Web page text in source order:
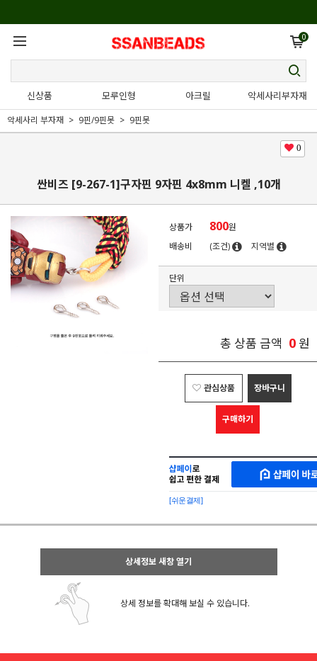
0
신상품 모루인형 아크릴 악세사리부자재
악세사리 부자재 9핀/9핀못 9핀못
0
싼비즈 [9-267-1]구자핀 9자핀 4x8mm 니켈 ,10개
상품가 800원
배송비
(조건) 지역별
단위
총 상품 금액 0원
관심상품 장바구니
구매하기
MAKESHOP
SHOPPAY
로
간
구
샵
페
페
이
구
[쉬운결제]
상세정보 새창 열기
상세 정보를 확대해 보실 수 있습니다.